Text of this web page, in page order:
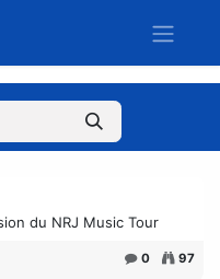
du NRJ Music Tour
0 97